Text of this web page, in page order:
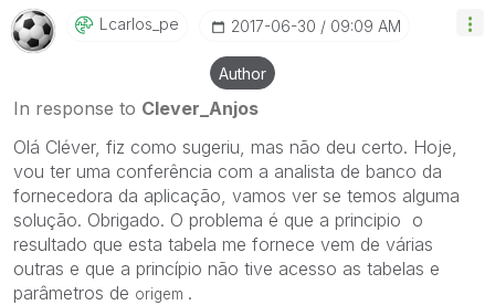
Lcarlos_pe ‎2017-06-30 09:09 AM
Author
In response to Clever_Anjos
Olá Cléver, fiz como sugeriu, mas não deu certo. Hoje,
vou ter uma conferência com a analista de banco da
fornecedora da aplicação, vamos ver se temos alguma
solução. Obrigado. O problema é que a principio o
resultado que esta tabela me fornece vem de várias
outras e que a princípio não tive acesso as tabelas e
parâmetros de origem .